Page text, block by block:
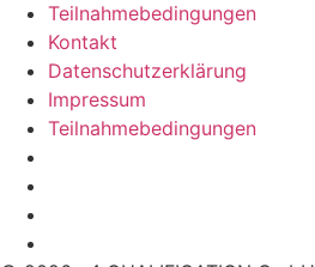
Teilnahmebedingungen
Kontakt
Datenschutzerklärung
Impressum
Teilnahmebedingungen